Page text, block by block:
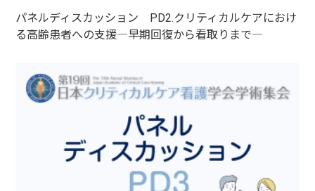
パネルディスカッション PD2.クリティカルケアにおけ
る高齢患者への支援―早期回復から看取りまで―